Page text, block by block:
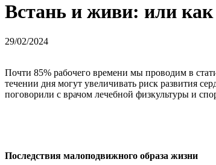
Встань и живи: или как
29/02/2024
Почти 85% рабочего времени мы проводим в
течении дня могут увеличивать риск развития
поговорили с врачом лечебной физкультуры и
Последствия малоподвижного образа жизни